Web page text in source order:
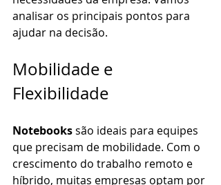
analisar os principais pontos para
ajudar na decisão.
Mobilidade e
Flexibilidade
Notebooks são ideais para equipes
que precisam de mobilidade. Com o
crescimento do trabalho remoto e
híbrido, muitas empresas optam por